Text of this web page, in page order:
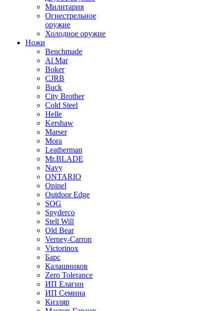
Милитария
Огнестрельное
оружие
Холодное оружие
Ножи
Benchmade
Al Mar
Boker
CJRB
Buck
City Brother
Cold Steel
Helle
Kershaw
Marser
Mora
Leatherman
Mr.BLADE
Navy
ONTARIO
Opinel
Outdoor Edge
SOG
Spyderco
Stell Will
Old Bear
Verney-Carron
Victorinox
Барс
Калашников
Zero Tolerance
ИП Елагин
ИП Семина
Кизляр